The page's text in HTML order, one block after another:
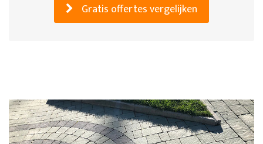
Gratis offertes vergelijken